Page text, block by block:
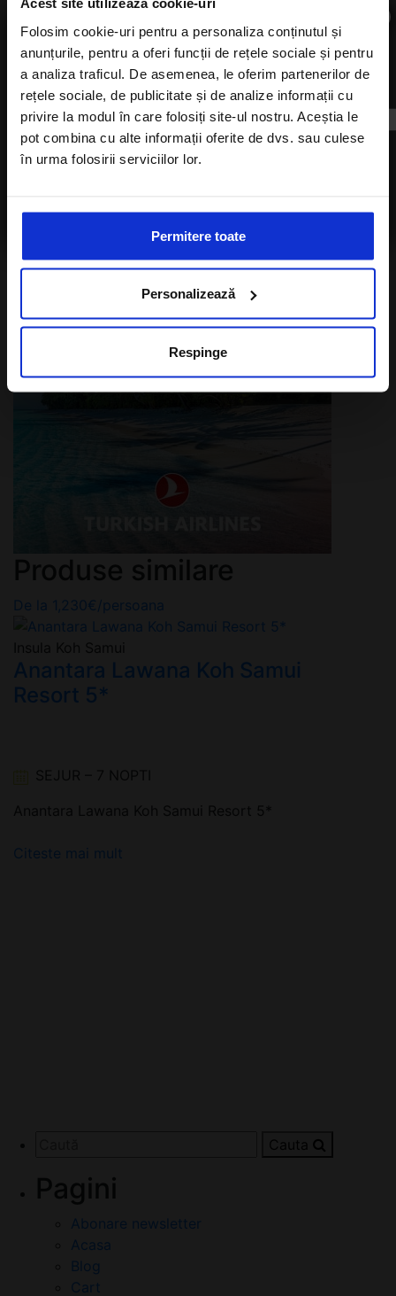
Folosim cookie-uri pentru a personaliza conținutul și
anunțurile, pentru a oferi funcții de rețele sociale și pentru
a analiza traficul. De asemenea, le oferim partenerilor de
rețele sociale, de publicitate și de analize informații cu
privire la modul în care folosiți site-ul nostru. Aceștia le
pot combina cu alte informații oferite de dvs. sau culese
în urma folosirii serviciilor lor.
Permitere toate
Personalizează
Respinge
Alisters-travel.com
De la 1,230€/persoana
Anantara Lawana Koh Samui
Resort 5*
Citeste mai mult
Cauta
Abonare newsletter
Acasa
Blog
Cart
Aboneaza-te la newsletter